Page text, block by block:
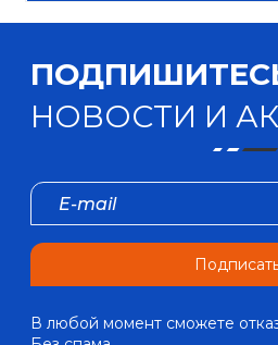
НОВОСТИ И
В любой момент сможете